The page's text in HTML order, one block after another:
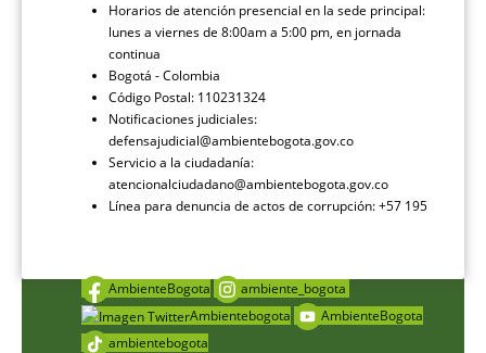
Horarios de atención presencial en la sede principal:
lunes a viernes de 8:00am a 5:00 pm, en jornada
continua
Bogotá - Colombia
Código Postal: 110231324
Notificaciones judiciales:
defensajudicial@ambientebogota.gov.co
Servicio a la ciudadanía:
atencionalciudadano@ambientebogota.gov.co
Línea para denuncia de actos de corrupción: +57 195
AmbienteBogota
ambiente_bogota
Ambientebogota
AmbienteBogota
ambientebogota